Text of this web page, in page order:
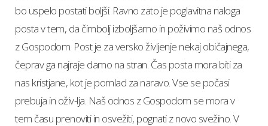
bo uspelo postati boljši. Ravno zato je poglavitna naloga
posta v tem, da čimbolj izboljšamo in poživimo naš odnos
z Gospodom. Post je za versko življenje nekaj običajnega,
čeprav ga najraje damo na stran. Čas posta mora biti za
nas kristjane, kot je pomlad za naravo. Vse se počasi
prebuja in oživ-lja. Naš odnos z Gospodom se mora v
tem času prenoviti in osvežiti, pognati z novo svežino. V